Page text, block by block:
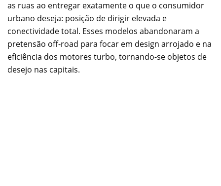
as ruas ao entregar exatamente o que o consumidor
urbano deseja: posição de dirigir elevada e
conectividade total. Esses modelos abandonaram a
pretensão off-road para focar em design arrojado e na
eficiência dos motores turbo, tornando-se objetos de
desejo nas capitais.